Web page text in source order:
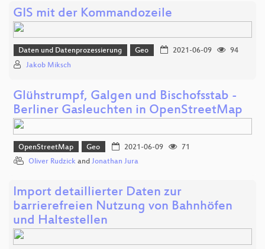
GIS mit der Kommandozeile
Daten und Datenprozessierung Geo 2021-06-09
94
Jakob Miksch
Glühstrumpf, Galgen und Bischofsstab -
Berliner Gasleuchten in OpenStreetMap
OpenStreetMap Geo 2021-06-09
71
Oliver Rudzick and Jonathan Jura
Import detaillierter Daten zur
barrierefreien Nutzung von Bahnhöfen
und Haltestellen